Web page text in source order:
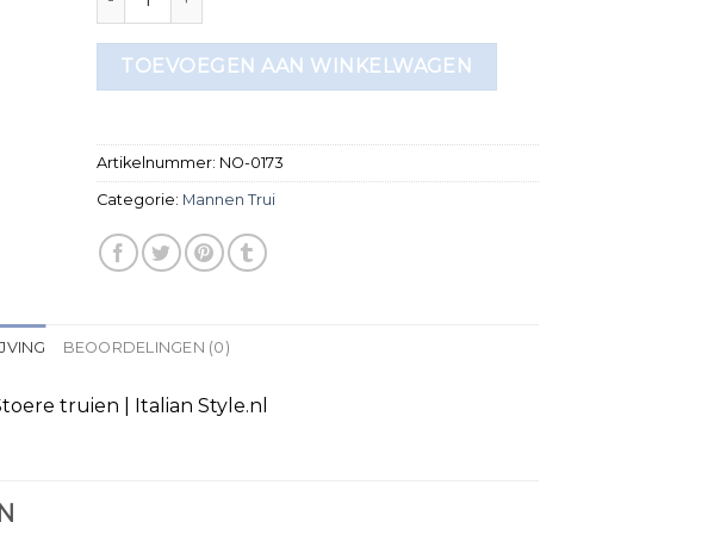
TOEVOEGEN AAN WINKELWAGEN
Artikelnummer: NO-0173
Categorie: Mannen Trui
BEOORDELINGEN (0)
truien | Italian Style.nl